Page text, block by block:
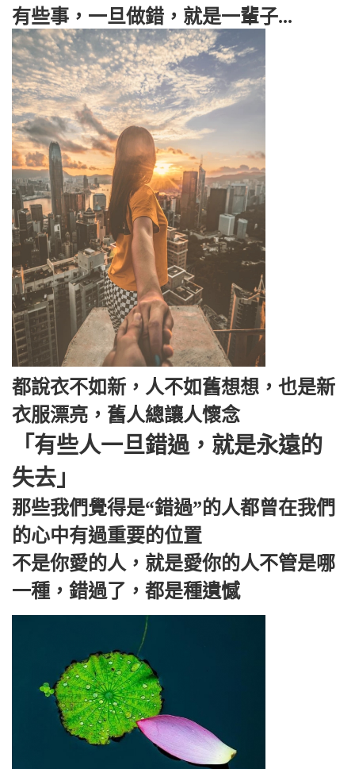
有些事，一旦做錯，就是一輩子...
都說衣不如新，人不如舊想想，也是新
衣服漂亮，舊人總讓人懷念
「有些人一旦錯過，就是永遠的
失去」
那些我們覺得是“錯過”的人都曾在我們
的心中有過重要的位置
不是你愛的人，就是愛你的人不管是哪
一種，錯過了，都是種遺憾